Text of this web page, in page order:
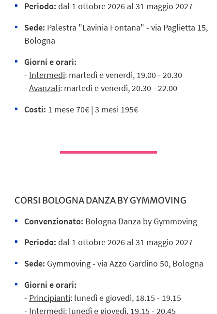
Periodo: dal 1 ottobre 2026 al 31 maggio 2027
Sede: Palestra "Lavinia Fontana" - via Paglietta 15,
Bologna
Giorni e orari:
- Intermedi: martedì e venerdì, 19.00 - 20.30
- Avanzati: martedì e venerdì, 20.30 - 22.00
Costi: 1 mese 70€ | 3 mesi 195€
CORSI BOLOGNA DANZA BY GYMMOVING
Convenzionato: Bologna Danza by Gymmoving
Periodo: dal 1 ottobre 2026 al 31 maggio 2027
Sede: Gymmoving - via Azzo Gardino 50, Bologna
Giorni e orari:
- Principianti: lunedì e giovedì, 18.15 - 19.15
- Intermedi: lunedì e giovedì, 19.15 - 20.45